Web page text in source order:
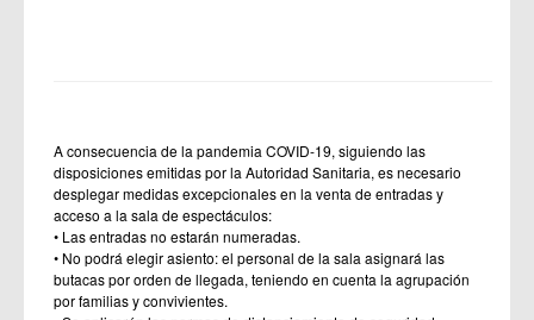
A consecuencia de la pandemia COVID-19, siguiendo las
disposiciones emitidas por la Autoridad Sanitaria, es necesario
desplegar medidas excepcionales en la venta de entradas y
acceso a la sala de espectáculos:
• Las entradas no estarán numeradas.
• No podrá elegir asiento: el personal de la sala asignará las
butacas por orden de llegada, teniendo en cuenta la agrupación
por familias y convivientes.